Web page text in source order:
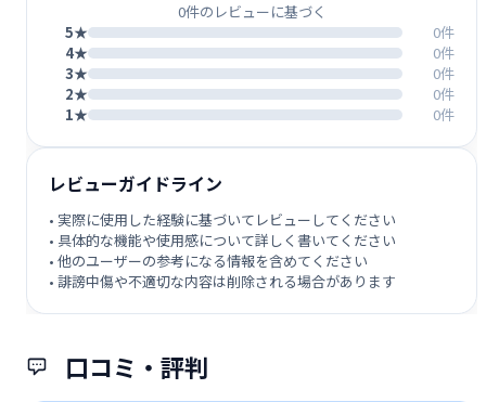
口コミ・評判
0件のレビューに基づく
5★
0件
4★
0件
3★
0件
2★
0件
1★
0件
レビューガイドライン
• 実際に使用した経験に基づいてレビューしてください
• 具体的な機能や使用感について詳しく書いてください
• 他のユーザーの参考になる情報を含めてください
• 誹謗中傷や不適切な内容は削除される場合があります